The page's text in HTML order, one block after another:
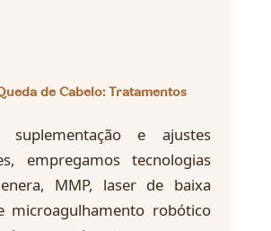
de Cabelo: Tratamentos
e ajustes
empregamos tecnologias
MMP, laser de baixa
microagulhamento robótico